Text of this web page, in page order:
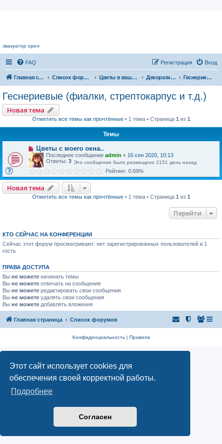
Этот сайт использует cookies для
обеспечения своей корректной работы.
Подробнее
Согласен
эвакуатор орел
FAQ Вход
Регистрация
Главная страница Список форумов Цветы в вашем доме Декоративноцветущие растения Геснериевые (фиалки, стрептокарпус и т.д.)
Геснериевые (фиалки, стрептокарпус и т.д.)
Новая тема
Отметить все темы как прочтённые• 1 тема • Страница 1 из 1
Темы
Цветы с моего окна..
Последнее сообщение admin « 16 сен 2020, 10:13
Ответы: 3 Это сообщение было размещено 2151 день назад
Рейтинг: 0.69%
Новая тема
Отметить все темы как прочтённые• 1 тема • Страница 1 из 1
Перейти
КТО СЕЙЧАС НА КОНФЕРЕНЦИИ
Сейчас этот форум просматривают: нет зарегистрированных пользователей и 1
гость
ПРАВА ДОСТУПА
Вы не можете начинать темы
Вы не можете отвечать на сообщения
Вы не можете редактировать свои сообщения
Вы не можете удалять свои сообщения
Вы не можете добавлять вложения
Главная страница Список форумов
Конфиденциальность| Правила